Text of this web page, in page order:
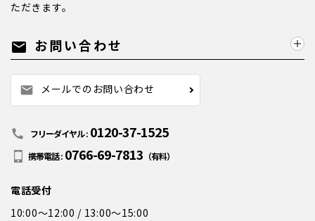
ただきます。
mail お問い合わせ
mail メールでのお問い合わせ
call フリーダイヤル : 0120-37-1525
携帯電話 : 0766-69-7813 （有料）
電話受付
10:00～12:00 / 13:00～15:00